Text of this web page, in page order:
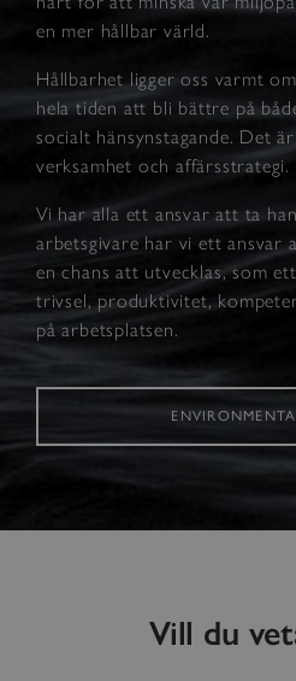
en mer hållbar värld.
Hållbarhet ligger oss varmt
hela tiden att bli bättre på
socialt hänsynstagande. Det
verksamhet och affärsstrategi.
Vi har alla ett ansvar att ta
arbetsgivare har vi ett ansvar
en chans att utvecklas, som
trivsel, produktivitet,
på arbetsplatsen.
Vill du